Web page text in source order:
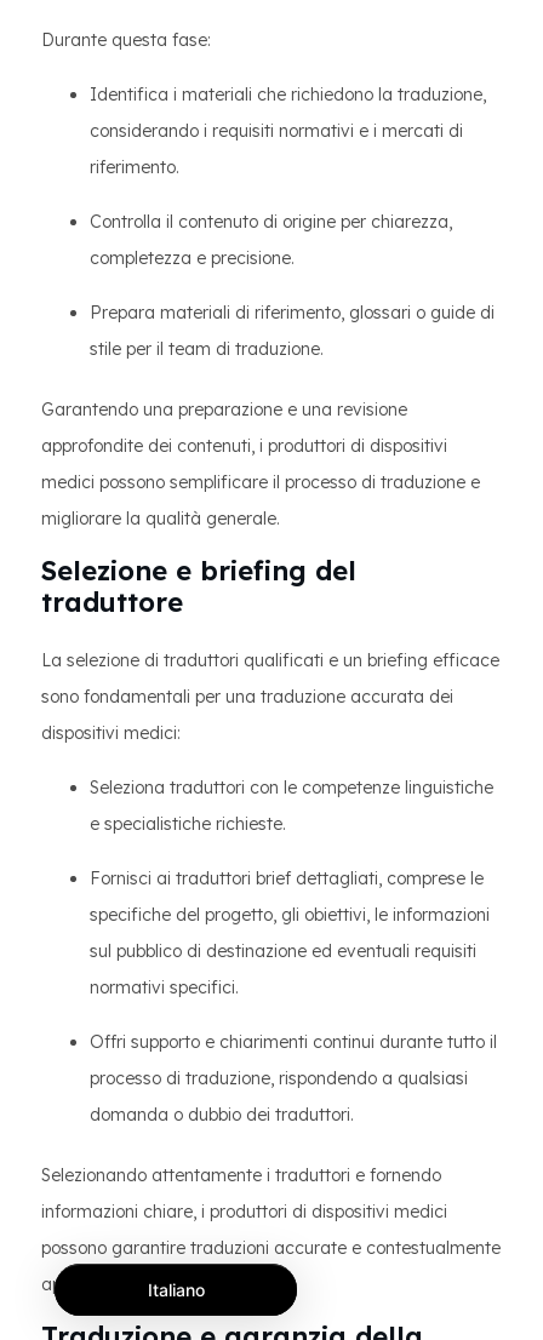
Durante questa fase:
Identifica i materiali che richiedono la traduzione,
considerando i requisiti normativi e i mercati di
riferimento.
Controlla il contenuto di origine per chiarezza,
completezza e precisione.
Prepara materiali di riferimento, glossari o guide di
stile per il team di traduzione.
Garantendo una preparazione e una revisione
approfondite dei contenuti, i produttori di dispositivi
medici possono semplificare il processo di traduzione e
migliorare la qualità generale.
Selezione e briefing del
traduttore
La selezione di traduttori qualificati e un briefing efficace
sono fondamentali per una traduzione accurata dei
dispositivi medici:
Seleziona traduttori con le competenze linguistiche
e specialistiche richieste.
Fornisci ai traduttori brief dettagliati, comprese le
specifiche del progetto, gli obiettivi, le informazioni
sul pubblico di destinazione ed eventuali requisiti
normativi specifici.
Offri supporto e chiarimenti continui durante tutto il
processo di traduzione, rispondendo a qualsiasi
domanda o dubbio dei traduttori.
Selezionando attentamente i traduttori e fornendo
informazioni chiare, i produttori di dispositivi medici
possono garantire traduzioni accurate e contestualmente
appropriate.
Italiano